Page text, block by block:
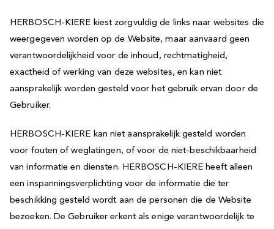
HERBOSCH-KIERE kiest zorgvuldig de links naar websites die
weergegeven worden op de Website, maar aanvaard geen
verantwoordelijkheid voor de inhoud, rechtmatigheid,
exactheid of werking van deze websites, en kan niet
aansprakelijk worden gesteld voor het gebruik ervan door de
Gebruiker.
HERBOSCH-KIERE kan niet aansprakelijk gesteld worden
voor fouten of weglatingen, of voor de niet-beschikbaarheid
van informatie en diensten. HERBOSCH-KIERE heeft alleen
een inspanningsverplichting voor de informatie die ter
beschikking gesteld wordt aan de personen die de Website
bezoeken. De Gebruiker erkent als enige verantwoordelijk te